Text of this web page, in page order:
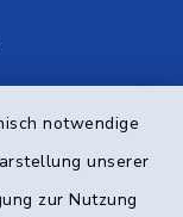
notwendige
unserer
zur Nutzung